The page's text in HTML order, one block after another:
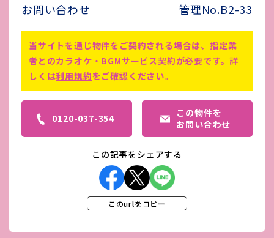
備考
賃料 前払い
お問い合わせ 管理No.B2-33
当サイトを通じ物件をご契約される場合は、指定業
者とのカラオケ・BGMサービス契約が必要です。詳
しくは利用規約をご確認ください。
0120-037-354
この物件を
お問い合わせ
この記事をシェアする
このurlをコピー